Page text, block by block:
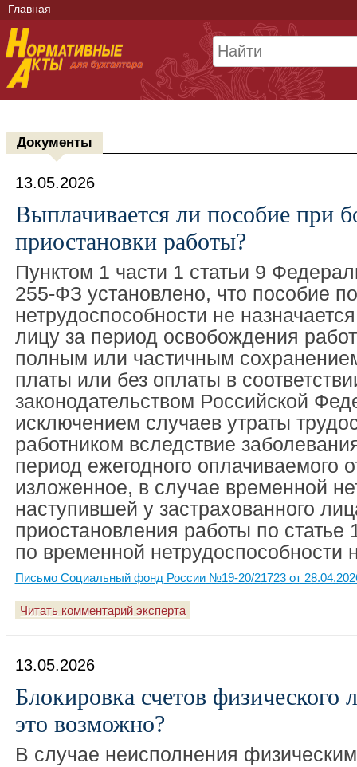
Главная
Документы
13.05.2026
Выплачивается ли пособие при
приостановки работы?
Пунктом 1 части 1 статьи 9
255-ФЗ установлено, что пособие
нетрудоспособности не
лицу за период освобождения
полным или частичным
платы или без оплаты в
законодательством Российской
исключением случаев утраты
работником вследствие
период ежегодного оплачиваемого
изложенное, в случае временной
наступившей у застрахованного
приостановления работы по
по временной нетрудоспособности
Письмо Социальный фонд России №19-20/21723 от
Читать комментарий эксперта
13.05.2026
Блокировка счетов физического
это возможно?
В случае неисполнения